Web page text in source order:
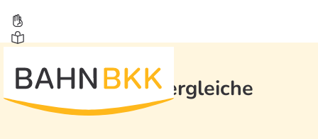
Krankenkassenvergleiche